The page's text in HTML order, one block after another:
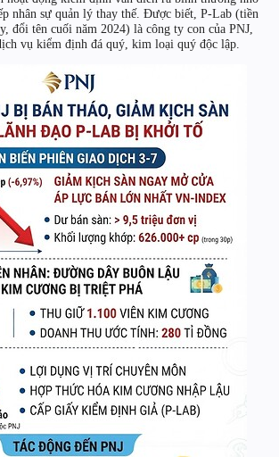
nhân sự quản lý thay thế. Được biết, P-Lab (tiền
đổi tên cuối năm 2024) là công ty con của PNJ,
vụ kiểm định đá quý, kim loại quý độc lập.